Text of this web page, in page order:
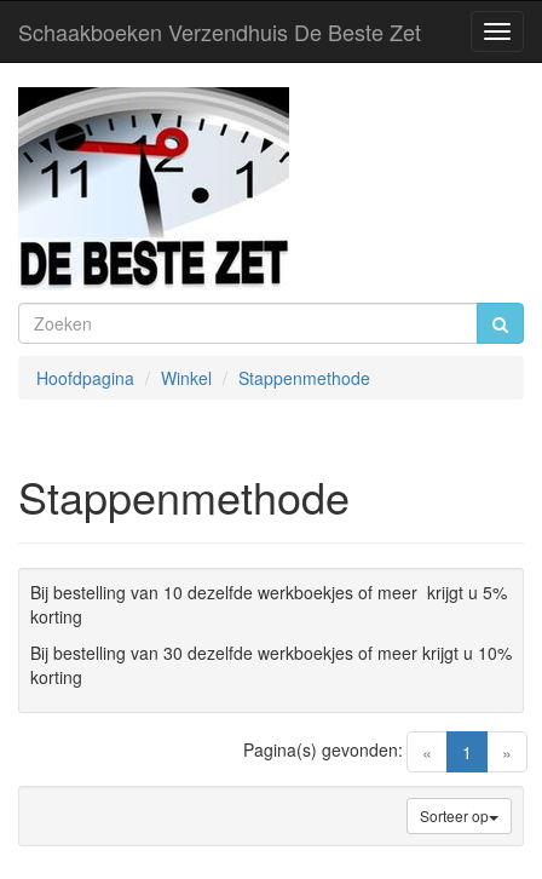
Schaakboeken Verzendhuis De Beste Zet
Hoofdpagina Winkel Stappenmethode
Stappenmethode
Bij bestelling van 10 dezelfde werkboekjes of meer krijgt u 5%
korting
Bij bestelling van 30 dezelfde werkboekjes of meer krijgt u 10%
korting
« 1 (current)
»
Pagina(s) gevonden:
Sorteer op